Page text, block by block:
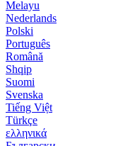
Melayu
Nederlands
Polski
Português
Română
Shqip
Suomi
Svenska
Tiếng Việt
Türkçe
ελληνικά